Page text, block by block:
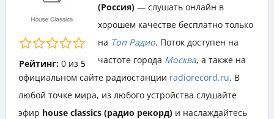
Рейтинг: 0из 5
(Россия) — слушать онлайн в
хорошем качестве бесплатно только
на Топ Радио. Поток доступен на
частоте города Москва, а также на
официальном сайте радиостанции radiorecord.ru. В
любой точке мира, из любого устройства слушайте
эфир house classics (радио рекорд) и наслаждайтесь